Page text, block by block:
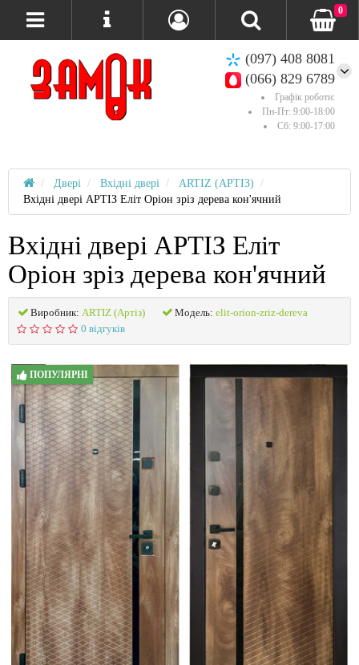
(097) 408 8081
(066) 829 6789
Графік роботи:
Пн-Пт: 9:00-18:00
Сб: 9:00-17:00
0
Двері Вхідні двері
ARTIZ (АРТІЗ)
Вхідні двері АРТІЗ Еліт Оріон зріз дерева кон'ячний
Вхідні двері АРТІЗ Еліт
Оріон зріз дерева кон'ячний
Виробник: ARTIZ (Артіз) Модель: elit-orion-zriz-dereva
0 відгуків
ПОПУЛЯРНІ